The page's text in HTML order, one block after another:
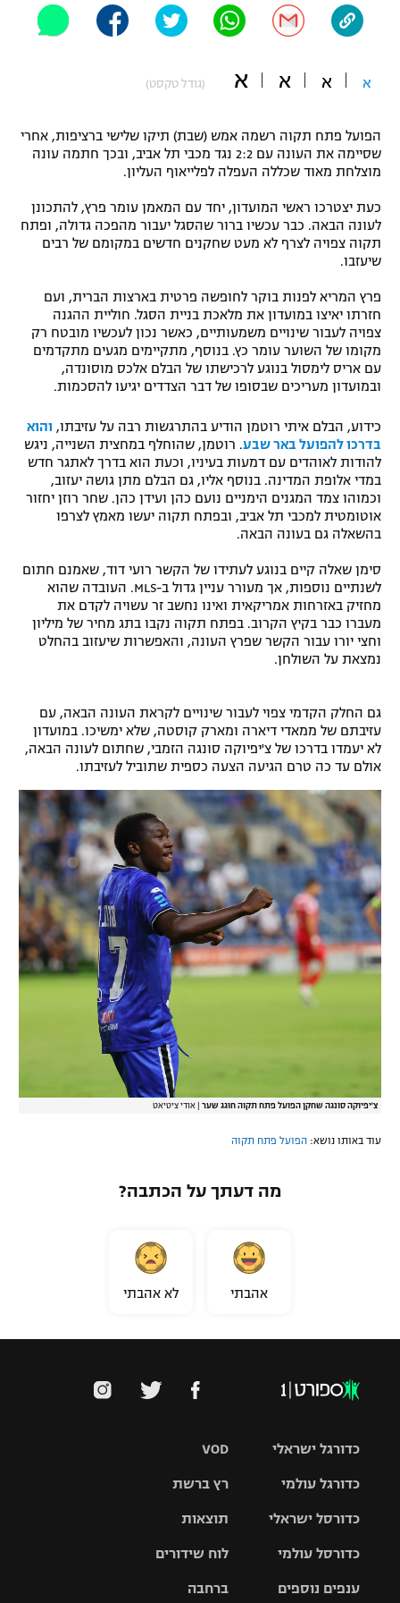
"מחצית בשכונה" – פודקאסט
משתתפים וזוכים בפרסים
תקנון משתתפים וזוכים בפרסים
תקנון עבור פעילות אלקטרה
תקנון עבור פעילות ספורט 1 – "מרלן"
טניס
גיימינג E-Sports
תנאי שימוש
מדיניות פרטיות
תקנון פעילות ספורט 1
רשיון להקרנה פומבית לבית עסק
הצטרפות לחבילת הערוצים
לוח דרושים – ג'ובנט
המגזין
אופניים
ספורט מוטורי
פוטבול אמריקאי NFL
בייסבול MLB
ספורט אתגרי ואקסטרים
אומנויות לחימה
גיימינג E-Sports
א א א א (גודל טקסט)
הפועל פתח תקוה רשמה אמש (שבת) תיקו שלישי ברציפות, אחרי
שסיימה את העונה עם 2:2 נגד מכבי תל אביב, ובכך חתמה עונה
מוצלחת מאוד שכללה העפלה לפלייאוף העליון.
כעת יצטרכו ראשי המועדון, יחד עם המאמן עומר פרץ, להתכונן
לעונה הבאה. כבר עכשיו ברור שהסגל יעבור מהפכה גדולה, ופתח
תקוה צפויה לצרף לא מעט שחקנים חדשים במקומם של רבים
שיעזבו.
פרץ המריא לפנות בוקר לחופשה פרטית בארצות הברית, ועם
חזרתו יאיצו במועדון את מלאכת בניית הסגל. חוליית ההגנה
צפויה לעבור שינויים משמעותיים, כאשר נכון לעכשיו מובטח רק
מקומו של השוער עומר כץ. בנוסף, מתקיימים מגעים מתקדמים
עם אריס לימסול בנוגע לרכישתו של הבלם אלכס מוסונדה,
ובמועדון מעריכים שבסופו של דבר הצדדים יגיעו להסכמות.
כידוע, הבלם איתי רוטמן הודיע בהתרגשות רבה על עזיבתו, והוא
בדרכו להפועל באר שבע. רוטמן, שהוחלף במחצית השנייה, ניגש
להודות לאוהדים עם דמעות בעיניו, וכעת הוא בדרך לאתגר חדש
במדי אלופת המדינה. בנוסף אליו, גם הבלם מתן גושה יעזוב,
וכמוהו צמד המגנים הימניים נועם כהן ועידן כהן. שחר רוזן יחזור
אוטומטית למכבי תל אביב, ובפתח תקוה יעשו מאמץ לצרפו
בהשאלה גם בעונה הבאה.
סימן שאלה קיים בנוגע לעתידו של הקשר רועי דוד, שאמנם חתום
לשנתיים נוספות, אך מעורר עניין גדול ב-MLS. העובדה שהוא
מחזיק באזרחות אמריקאית ואינו נחשב זר עשויה לקדם את
מעברו כבר בקיץ הקרוב. בפתח תקוה נקבו בתג מחיר של מיליון
וחצי יורו עבור הקשר שפרץ העונה, והאפשרות שיעזוב בהחלט
נמצאת על השולחן.
גם החלק הקדמי צפוי לעבור שינויים לקראת העונה הבאה, עם
עזיבתם של ממאדי דיארה ומארק קוסטה, שלא ימשיכו. במועדון
לא יעמדו בדרכו של צ'יפיוקה סונגה הזמבי, שחתום לעונה הבאה,
אולם עד כה טרם הגיעה הצעה כספית שתוביל לעזיבתו.
צ'יפיוקה סונגה שחקן הפועל פתח תקוה חוגג שער אודי ציטיאט
עוד באותו נושא: הפועל פתח תקוה
מה דעתך על הכתבה?
אהבתי לא אהבתי
VOD
רץ ברשת
תוצאות
לוח שידורים
ברחבה
כדורגל ישראלי
גביע הטוטו
כדורגל עולמי
האלופות
ליגה
כדורסל ישראלי
סל
כדורסל עולמי
ענפים נוספים